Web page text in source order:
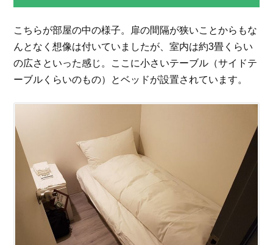
こちらが部屋の中の様子。扉の間隔が狭いことからもな
んとなく想像は付いていましたが、室内は約3畳くらい
の広さといった感じ。ここに小さいテーブル（サイドテ
ーブルくらいのもの）とベッドが設置されています。